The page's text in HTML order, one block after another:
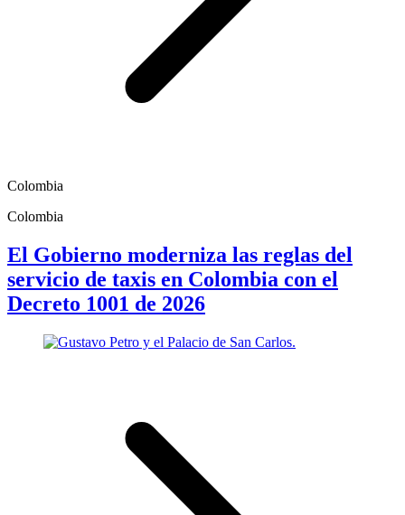
Colombia
Colombia
El Gobierno moderniza las reglas del
servicio de taxis en Colombia con el
Decreto 1001 de 2026